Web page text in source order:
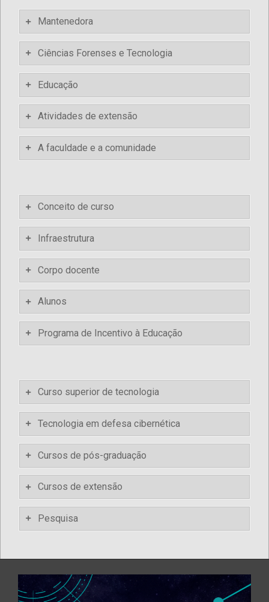
Mantenedora
Ciências Forenses e Tecnologia
Educação
Atividades de extensão
A faculdade e a comunidade
Conceito de curso
Infraestrutura
Corpo docente
Alunos
Programa de Incentivo à Educação
Curso superior de tecnologia
Tecnologia em defesa cibernética
Cursos de pós-graduação
Cursos de extensão
Pesquisa